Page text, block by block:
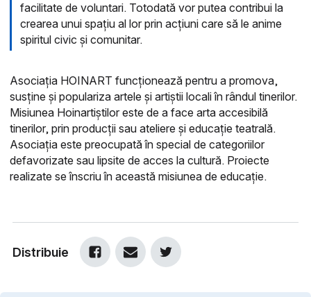
facilitate de voluntari. Totodată vor putea contribui la
crearea unui spațiu al lor prin acțiuni care să le anime
spiritul civic și comunitar.
Asociația HOINART funcționează pentru a promova,
susține și populariza artele și artiștii locali în rândul tinerilor.
Misiunea Hoinartiștilor este de a face arta accesibilă
tinerilor, prin producții sau ateliere și educație teatrală.
Asociația este preocupată în special de categoriilor
defavorizate sau lipsite de acces la cultură. Proiecte
realizate se înscriu în această misiunea de educație.
Distribuie